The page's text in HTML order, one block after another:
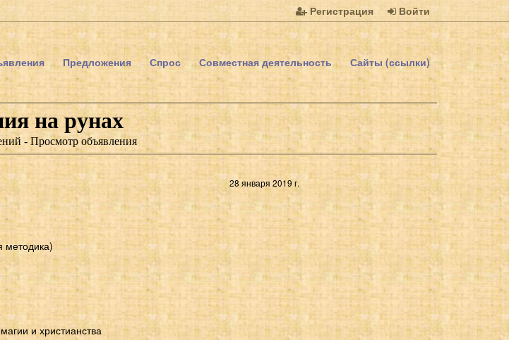
Регистрация Войти
Предложения Спрос Совместная деятельность Сайты (ссылки)
на рунах
- Просмотр объявления
28 января 2019 г.
методика)
и христианства